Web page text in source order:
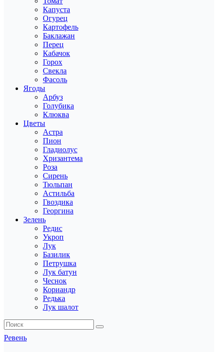
Капуста
Огурец
Картофель
Баклажан
Перец
Кабачок
Горох
Свекла
Фасоль
Ягоды
Арбуз
Голубика
Клюква
Цветы
Астра
Пион
Гладиолус
Хризантема
Роза
Сирень
Тюльпан
Астильба
Гвоздика
Георгина
Зелень
Редис
Укроп
Лук
Базилик
Петрушка
Лук батун
Чеснок
Кориандр
Редька
Лук шалот
Ревень